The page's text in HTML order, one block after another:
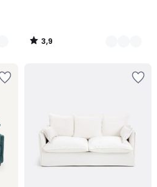
3,9
/